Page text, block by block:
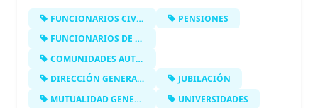
FUNCIONARIOS CIVILES DEL ESTADO
PENSIONES
FUNCIONARIOS DE LA ADMINISTRACIÓN D…
COMUNIDADES AUTÓNOMAS
DIRECCIÓN GENERAL DE LA FUNCIÓN PÚB…
JUBILACIÓN
MUTUALIDAD GENERAL DE FUNCIONARIOS …
UNIVERSIDADES